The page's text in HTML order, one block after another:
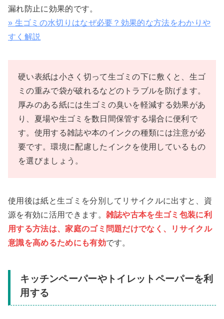
漏れ防止に効果的です。
» 生ゴミの水切りはなぜ必要？効果的な方法をわかりや
すく解説
硬い表紙は小さく切って生ゴミの下に敷くと、生ゴ
ミの重みで袋が破れるなどのトラブルを防げます。
厚みのある紙には生ゴミの臭いを軽減する効果があ
り、夏場や生ゴミを数日間保管する場合に便利で
す。使用する雑誌や本のインクの種類には注意が必
要です。環境に配慮したインクを使用しているもの
を選びましょう。
使用後は紙と生ゴミを分別してリサイクルに出すと、資
源を有効に活用できます。 雑誌や古本を生ゴミ包装に利
用する方法は、家庭のゴミ問題だけでなく、リサイクル
意識を高めるためにも有効です。
キッチンペーパーやトイレットペーパーを利
用する